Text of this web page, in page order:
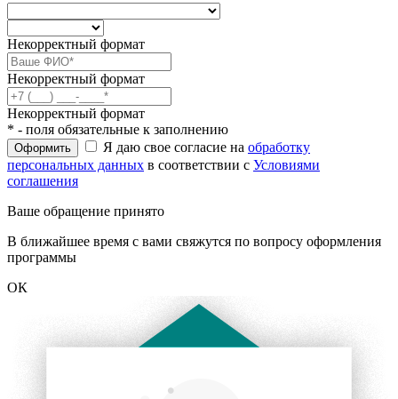
Некорректный формат
Некорректный формат
Некорректный формат
* - поля обязательные к заполнению
Оформить Я даю свое согласие на обработку
персональных данных в соответствии с Условиями
соглашения
Ваше обращение принято
В ближайшее время с вами свяжутся по вопросу оформления
программы
ОК